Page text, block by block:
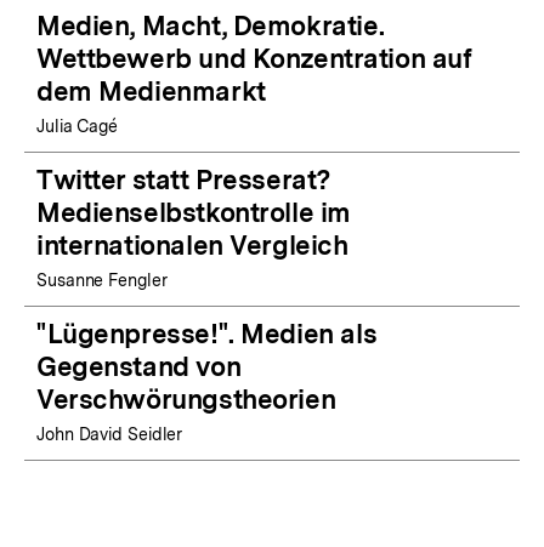
Medien, Macht, Demokratie.
Wettbewerb und Konzentration auf
dem Medienmarkt
Julia Cagé
Twitter statt Presserat?
Medienselbstkontrolle im
internationalen Vergleich
Susanne Fengler
"Lügenpresse!". Medien als
Gegenstand von
Verschwörungstheorien
John David Seidler